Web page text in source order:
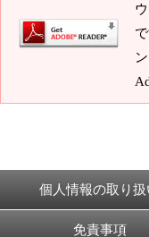
個人情報の取り扱
免責事項